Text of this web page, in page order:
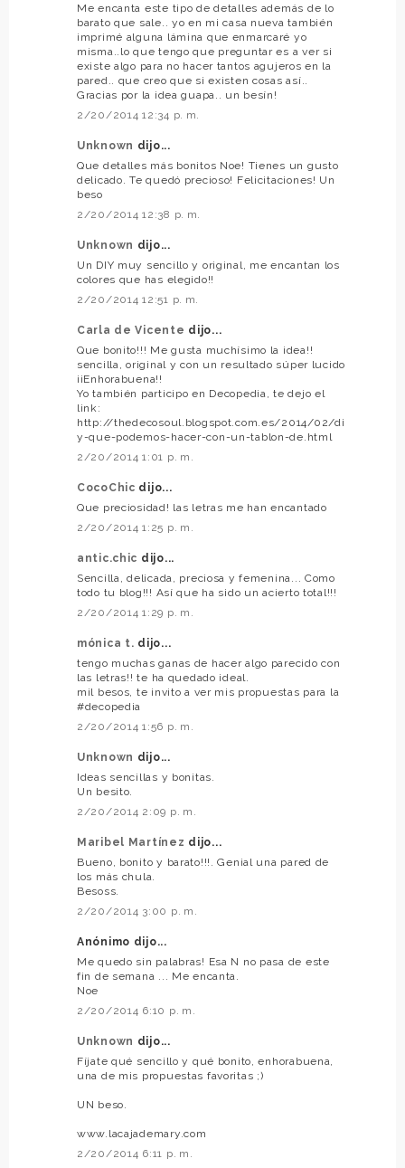
Me encanta este tipo de detalles además de lo
barato que sale.. yo en mi casa nueva también
imprimé alguna lámina que enmarcaré yo
misma..lo que tengo que preguntar es a ver si
existe algo para no hacer tantos agujeros en la
pared.. que creo que si existen cosas así..
Gracias por la idea guapa.. un besín!
2/20/2014 12:34 p. m.
Unknown dijo...
Que detalles más bonitos Noe! Tienes un gusto
delicado. Te quedó precioso! Felicitaciones! Un
beso
2/20/2014 12:38 p. m.
Unknown dijo...
Un DIY muy sencillo y original, me encantan los
colores que has elegido!!
2/20/2014 12:51 p. m.
Carla de Vicente dijo...
Que bonito!!! Me gusta muchísimo la idea!!
sencilla, original y con un resultado súper lucido
¡¡Enhorabuena!!
Yo también participo en Decopedia, te dejo el
link:
http://thedecosoul.blogspot.com.es/2014/02/di
y-que-podemos-hacer-con-un-tablon-de.html
2/20/2014 1:01 p. m.
CocoChic dijo...
Que preciosidad! las letras me han encantado
2/20/2014 1:25 p. m.
antic.chic dijo...
Sencilla, delicada, preciosa y femenina... Como
todo tu blog!!! Así que ha sido un acierto total!!!
2/20/2014 1:29 p. m.
mónica t. dijo...
tengo muchas ganas de hacer algo parecido con
las letras!! te ha quedado ideal.
mil besos, te invito a ver mis propuestas para la
#decopedia
2/20/2014 1:56 p. m.
Unknown dijo...
Ideas sencillas y bonitas.
Un besito.
2/20/2014 2:09 p. m.
Maribel Martínez dijo...
Bueno, bonito y barato!!!. Genial una pared de
los más chula.
Besoss.
2/20/2014 3:00 p. m.
Anónimo dijo...
Me quedo sin palabras! Esa N no pasa de este
fin de semana ... Me encanta.
Noe
2/20/2014 6:10 p. m.
Unknown dijo...
Fíjate qué sencillo y qué bonito, enhorabuena,
una de mis propuestas favoritas ;)
UN beso.
www.lacajademary.com
2/20/2014 6:11 p. m.